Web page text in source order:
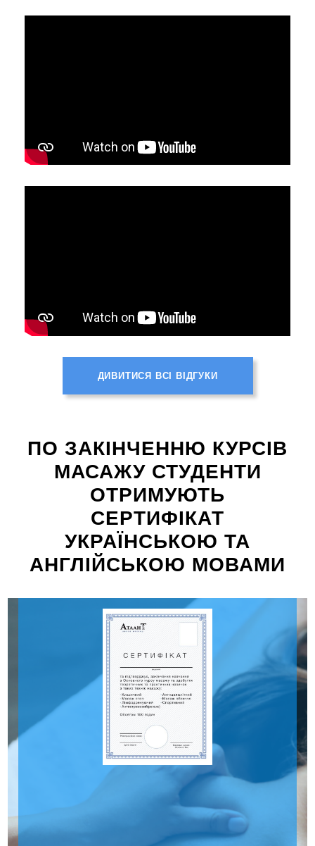
ДИВИТИСЯ ВСІ ВІДГУКИ
ПО ЗАКІНЧЕННЮ КУРСІВ
МАСАЖУ СТУДЕНТИ
ОТРИМУЮТЬ
СЕРТИФІКАТ
УКРАЇНСЬКОЮ ТА
АНГЛІЙСЬКОЮ МОВАМИ